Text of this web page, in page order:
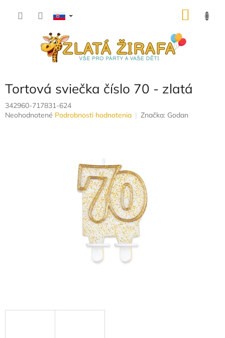
Tortová sviečka číslo 70 - zlatá
342960-717831-624
Priemerné
Neohodnotené Podrobnosti hodnotenia Značka: Godan